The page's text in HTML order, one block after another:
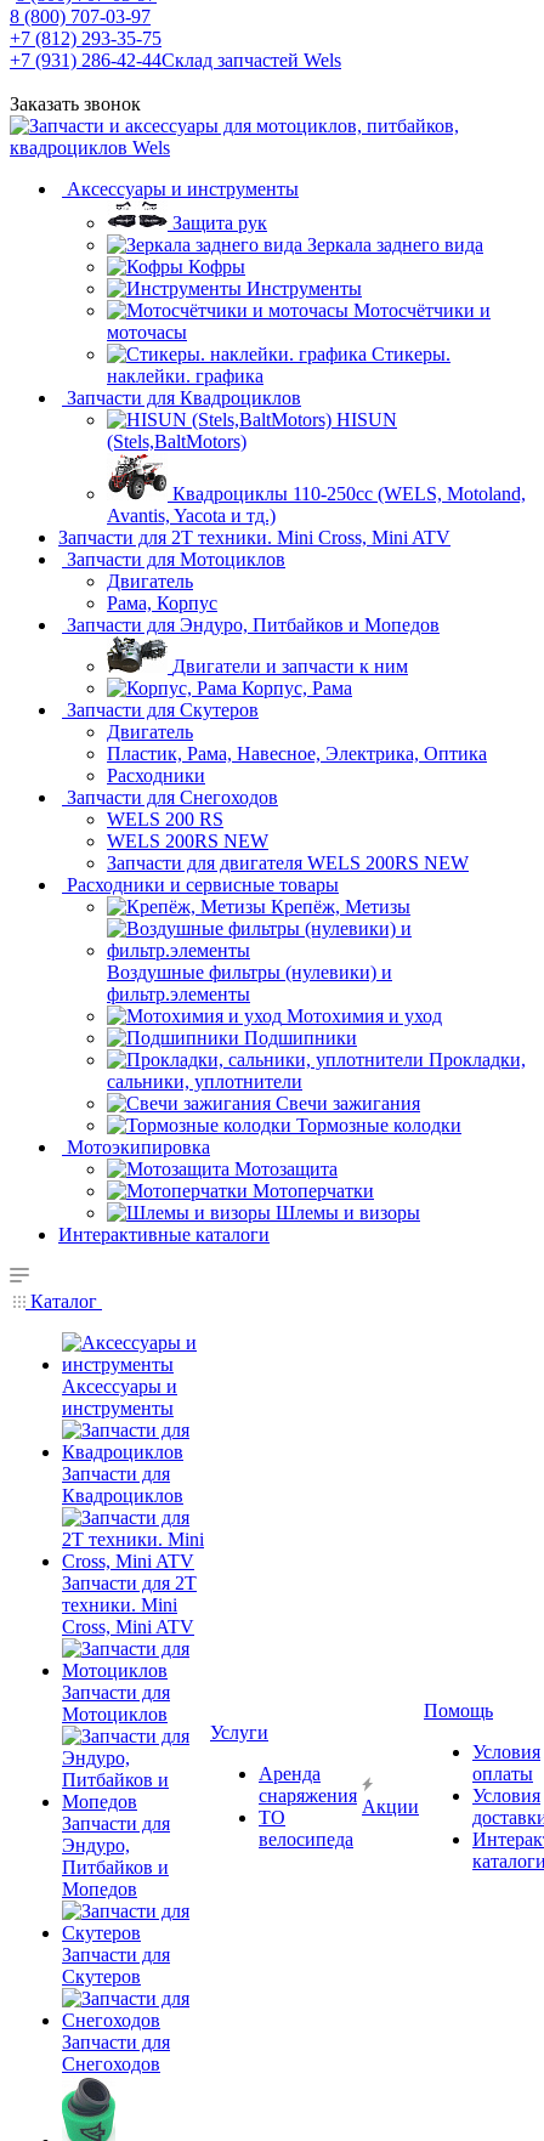
8 (800) 707-03-97
+7 (812) 293-35-75
+7 (931) 286-42-44Склад запчастей Wels
Заказать звонок
Аксессуары и инструменты
Защита рук
Зеркала заднего вида
Кофры
Инструменты
Мотосчётчики и
моточасы
Стикеры.
наклейки. графика
Запчасти для Квадроциклов
HISUN
(Stels,BaltMotors)
Квадроциклы 110-250сс (WELS, Motoland,
Avantis, Yacota и тд.)
Запчасти для 2T техники. Mini Cross, Mini ATV
Запчасти для Мотоциклов
Двигатель
Рама, Корпус
Запчасти для Эндуро, Питбайков и Мопедов
Двигатели и запчасти к ним
Корпус, Рама
Запчасти для Скутеров
Двигатель
Пластик, Рама, Навесное, Электрика, Оптика
Расходники
Запчасти для Снегоходов
WELS 200 RS
WELS 200RS NEW
Запчасти для двигателя WELS 200RS NEW
Расходники и сервисные товары
Крепёж, Метизы
Воздушные фильтры (нулевики) и
фильтр.элементы
Мотохимия и уход
Подшипники
Прокладки,
сальники, уплотнители
Свечи зажигания
Тормозные колодки
Мотоэкипировка
Мотозащита
Мотоперчатки
Шлемы и визоры
Интерактивные каталоги
Каталог
Аксессуары и
инструменты
Запчасти для
Квадроциклов
Запчасти для 2T
техники. Mini
Cross, Mini ATV
Запчасти для
Мотоциклов
Запчасти для
Эндуро,
Питбайков и
Мопедов
Запчасти для
Скутеров
Запчасти для
Снегоходов
Услуги
Аренда
снаряжения
ТО
велосипеда
Акции
Помощь
Условия
оплаты
Условия